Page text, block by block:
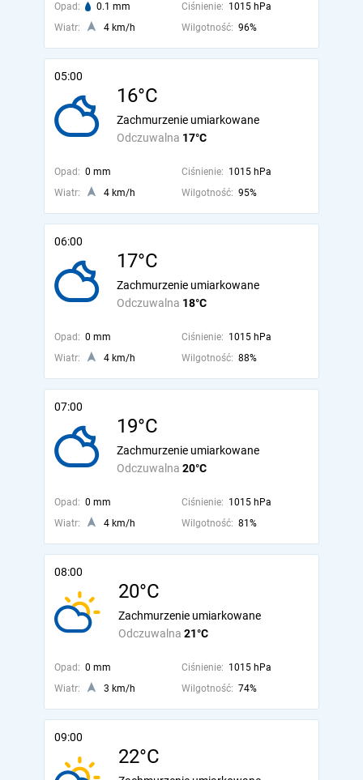
Opad: 0.1 mm Ciśnienie: 1015 hPa
Wiatr:
4 km/h Wilgotność: 96%
05:00
16°C
Odczuwalna 17°C
Zachmurzenie umiarkowane
Opad: 0 mm Ciśnienie: 1015 hPa
Wiatr:
4 km/h Wilgotność: 95%
06:00
17°C
Odczuwalna 18°C
Zachmurzenie umiarkowane
Opad: 0 mm Ciśnienie: 1015 hPa
Wiatr:
4 km/h Wilgotność: 88%
07:00
19°C
Odczuwalna 20°C
Zachmurzenie umiarkowane
Opad: 0 mm Ciśnienie: 1015 hPa
Wiatr:
4 km/h Wilgotność: 81%
08:00
20°C
Odczuwalna 21°C
Zachmurzenie umiarkowane
Opad: 0 mm Ciśnienie: 1015 hPa
Wiatr:
3 km/h Wilgotność: 74%
09:00
22°C